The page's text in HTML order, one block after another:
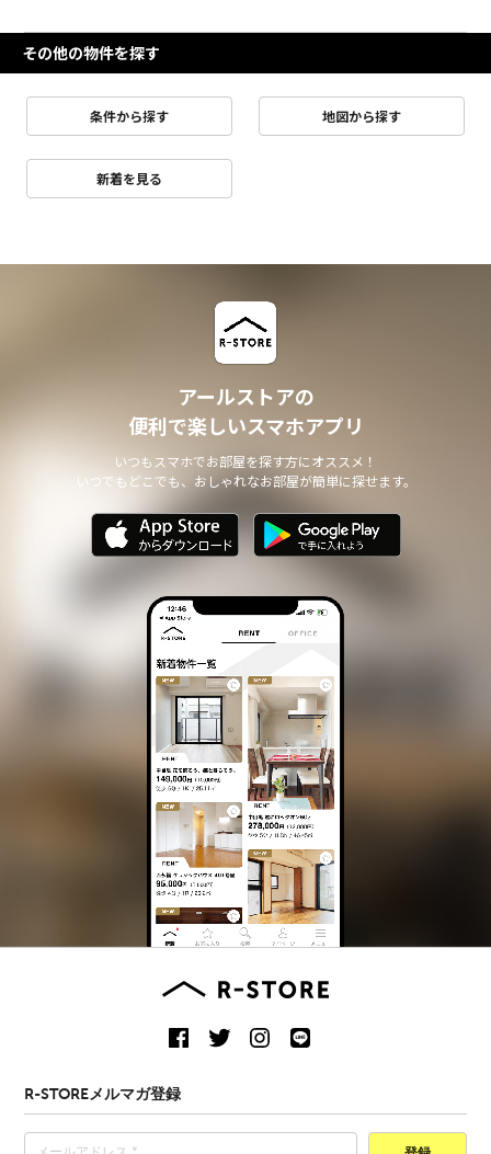
その他の物件を探す
条件から探す 地図から探す
新着を見る
アールストアの
便利で楽しいスマホアプリ
いつもスマホでお部屋を探す方にオススメ！
いつでもどこでも、おしゃれなお部屋が簡単に探せます。
R-STOREメルマガ登録